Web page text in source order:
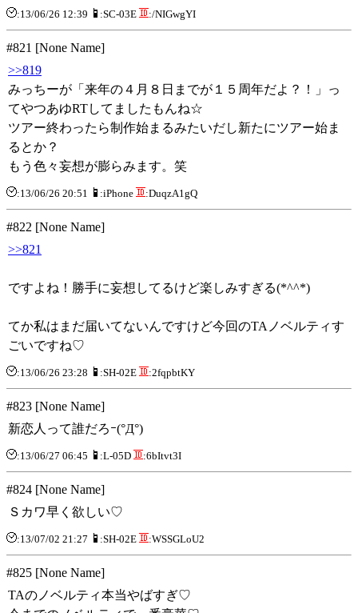
:13/06/26 12:39 :SC-03E :/NIGwgYI
#821 [None Name]
>>819
みっちーが「来年の４月８日までが１５周年だよ？！」っ
てやつあゆRTしてましたもんね☆
ツアー終わったら制作始まるみたいだし新たにツアー始ま
るとか？
もう色々妄想が膨らみます。笑
:13/06/26 20:51 :iPhone :DuqzA1gQ
#822 [None Name]
>>821
ですよね！勝手に妄想してるけど楽しみすぎる(*^^*)
てか私はまだ届いてないんですけど今回のTAノベルティす
ごいですね♡
:13/06/26 23:28 :SH-02E :2fqpbtKY
#823 [None Name]
新恋人って誰だろｰ(°Д°)
:13/06/27 06:45 :L-05D :6bItvt3I
#824 [None Name]
Ｓカワ早く欲しい♡
:13/07/02 21:27 :SH-02E :WSSGLoU2
#825 [None Name]
TAのノベルティ本当やばすぎ♡